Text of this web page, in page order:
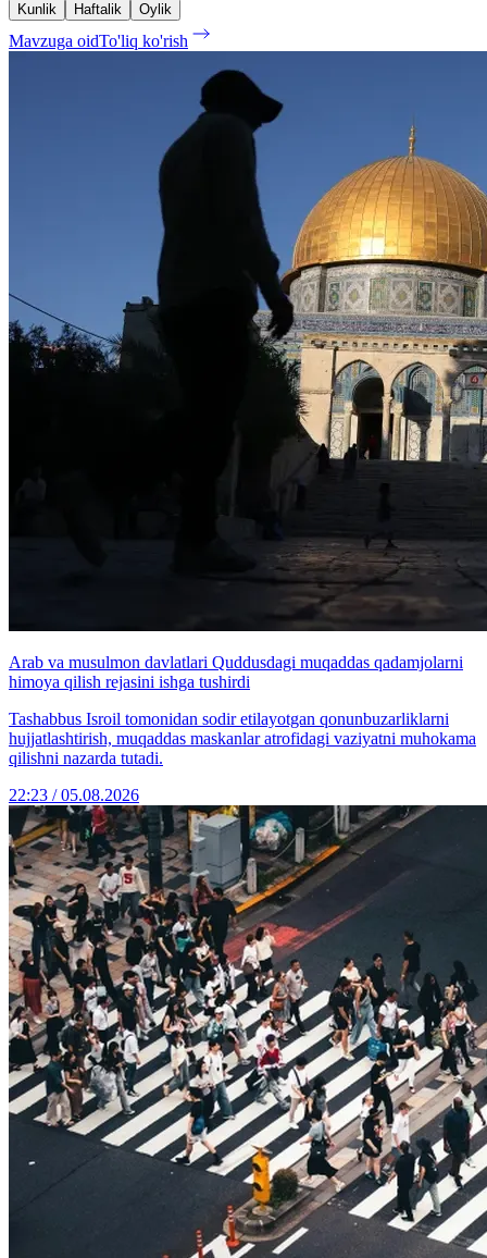
Kunlik Haftalik Oylik
Mavzuga oidTo'liq ko'rish
Arab va musulmon davlatlari Quddusdagi muqaddas qadamjolarni
himoya qilish rejasini ishga tushirdi
Tashabbus Isroil tomonidan sodir etilayotgan qonunbuzarliklarni
hujjatlashtirish, muqaddas maskanlar atrofidagi vaziyatni muhokama
qilishni nazarda tutadi.
22:23 / 05.08.2026